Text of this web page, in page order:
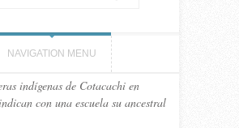
NAVIGATION MENU
indígenas de Cotacachi en
con una escuela su ancestral